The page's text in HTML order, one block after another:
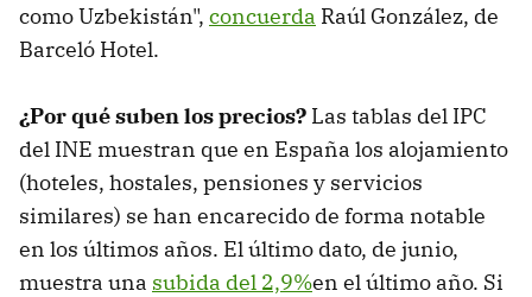
como Uzbekistán", concuerda Raúl González, de
Barceló Hotel.
¿Por qué suben los precios? Las tablas del IPC
del INE muestran que en España los alojamiento
(hoteles, hostales, pensiones y servicios
similares) se han encarecido de forma notable
en los últimos años. El último dato, de junio,
muestra una subida del 2,9%en el último año. Si